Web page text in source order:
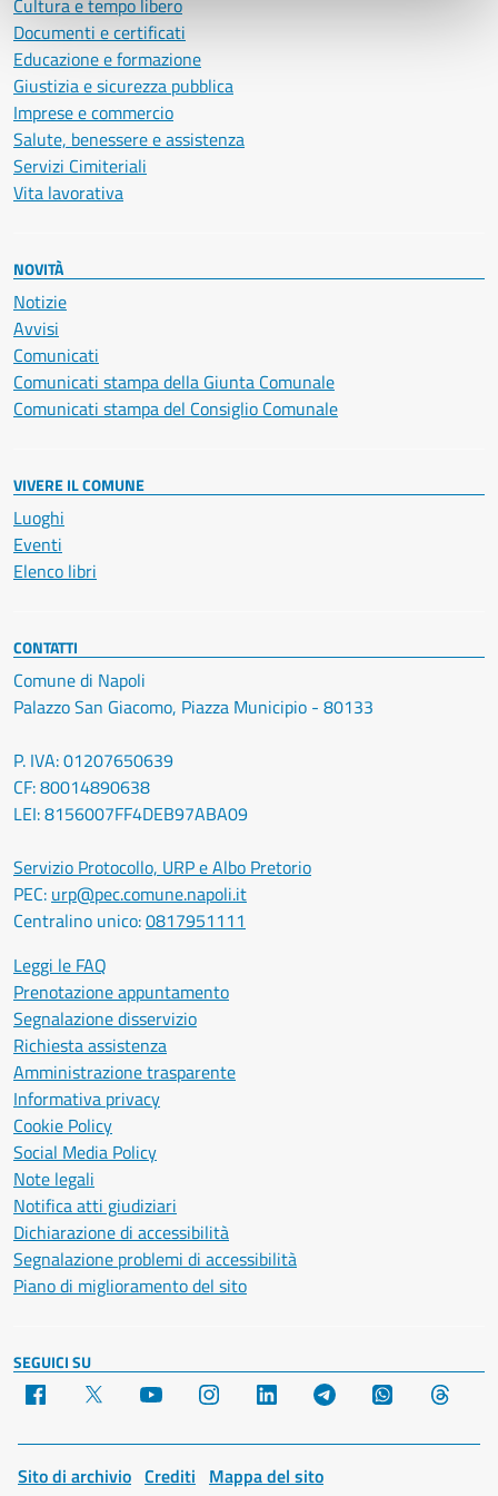
Cultura e tempo libero
Documenti e certificati
Educazione e formazione
Giustizia e sicurezza pubblica
Imprese e commercio
Salute, benessere e assistenza
Servizi Cimiteriali
Vita lavorativa
NOVITÀ
Notizie
Avvisi
Comunicati
Comunicati stampa della Giunta Comunale
Comunicati stampa del Consiglio Comunale
VIVERE IL COMUNE
Luoghi
Eventi
Elenco libri
CONTATTI
Comune di Napoli
Palazzo San Giacomo, Piazza Municipio - 80133
P. IVA: 01207650639
CF: 80014890638
LEI: 8156007FF4DEB97ABA09
Servizio Protocollo, URP e Albo Pretorio
PEC: urp@pec.comune.napoli.it
Centralino unico:0817951111
Leggi le FAQ
Prenotazione appuntamento
Segnalazione disservizio
Richiesta assistenza
Amministrazione trasparente
Informativa privacy
Cookie Policy
Social Media Policy
Note legali
Notifica atti giudiziari
Dichiarazione di accessibilità
Segnalazione problemi di accessibilità
Piano di miglioramento del sito
SEGUICI SU
Facebook YouTube Instagram LinkedIn Telegram WhatsApp
Sito di archivio Crediti Mappa del sito